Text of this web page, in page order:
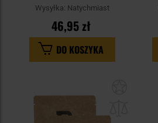
Wysyłka: Natychmiast
46,95 zł
DO KOSZYKA